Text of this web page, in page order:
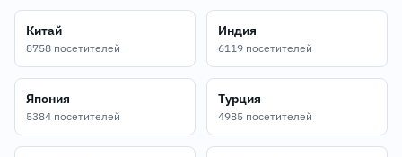
Китай
8758 посетителей
Индия
6119 посетителей
Япония
5384 посетителей
Турция
4985 посетителей